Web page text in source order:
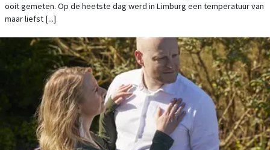
ooit gemeten. Op de heetste dag werd in Limburg een temperatuur van
maar liefst [...]